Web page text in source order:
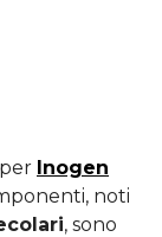
per Inogen
noti
, sono